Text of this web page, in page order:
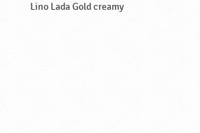
Lino Lada Gold creamy